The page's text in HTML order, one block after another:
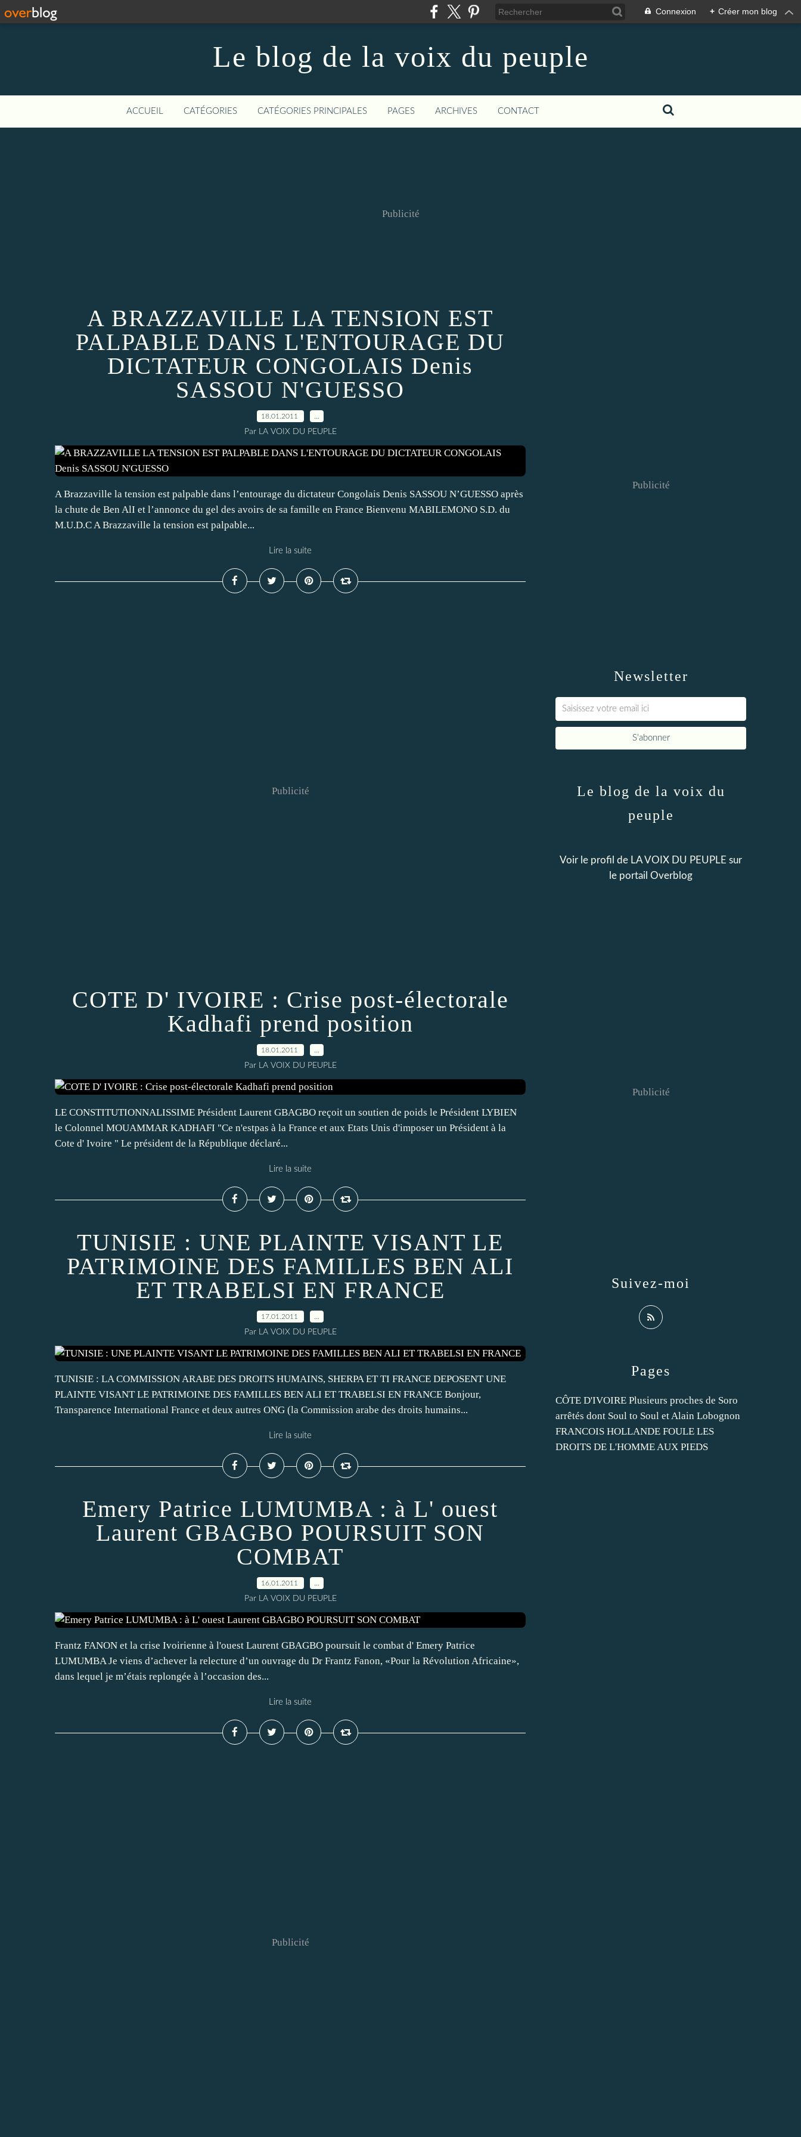
Connexion + Créer mon blog
Le blog de la voix du peuple
ACCUEIL CATÉGORIES CATÉGORIES PRINCIPALES PAGES ARCHIVES CONTACT
Publicité
A BRAZZAVILLE LA TENSION EST
PALPABLE DANS L'ENTOURAGE DU
DICTATEUR CONGOLAIS Denis
SASSOU N'GUESSO
18.01.2011
Par LA VOIX DU PEUPLE
A Brazzaville la tension est palpable dans l’entourage du dictateur Congolais Denis SASSOU N’GUESSO après
la chute de Ben AlI et l’annonce du gel des avoirs de sa famille en France Bienvenu MABILEMONO S.D. du
M.U.D.C A Brazzaville la tension est palpable...
Lire la suite
Publicité
COTE D' IVOIRE : Crise post-électorale
Kadhafi prend position
18.01.2011
Par LA VOIX DU PEUPLE
LE CONSTITUTIONNALISSIME Président Laurent GBAGBO reçoit un soutien de poids le Président LYBIEN
le Colonnel MOUAMMAR KADHAFI "Ce n'estpas à la France et aux Etats Unis d'imposer un Président à la
Cote d' Ivoire " Le président de la République déclaré...
Lire la suite
TUNISIE : UNE PLAINTE VISANT LE
PATRIMOINE DES FAMILLES BEN ALI
ET TRABELSI EN FRANCE
17.01.2011
Par LA VOIX DU PEUPLE
TUNISIE : LA COMMISSION ARABE DES DROITS HUMAINS, SHERPA ET TI FRANCE DEPOSENT UNE
PLAINTE VISANT LE PATRIMOINE DES FAMILLES BEN ALI ET TRABELSI EN FRANCE Bonjour,
Transparence International France et deux autres ONG (la Commission arabe des droits humains...
Lire la suite
Emery Patrice LUMUMBA : à L' ouest
Laurent GBAGBO POURSUIT SON
COMBAT
16.01.2011
Par LA VOIX DU PEUPLE
Frantz FANON et la crise Ivoirienne à l'ouest Laurent GBAGBO poursuit le combat d' Emery Patrice
LUMUMBA Je viens d’achever la relecture d’un ouvrage du Dr Frantz Fanon, «Pour la Révolution Africaine»,
dans lequel je m’étais replongée à l’occasion des...
Lire la suite
Publicité
Newsletter
Publicité
Pages
CÔTE D'IVOIRE Plusieurs proches de Soro
arrêtés dont Soul to Soul et Alain Lobognon
FRANCOIS HOLLANDE FOULE LES
DROITS DE L'HOMME AUX PIEDS
Le blog de la voix du
peuple
Voir le profil de LA VOIX DU PEUPLE sur
le portail Overblog
Suivez-moi
Publicité